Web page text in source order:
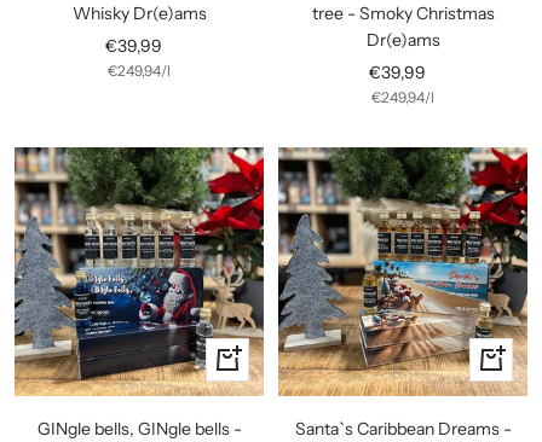
Whisky Dr(e)ams
Angebotspreis
€39,99
€249,94/l
tree - Smoky Christmas
Dr(e)ams
Angebotspreis
€39,99
€249,94/l
In
den
GINgle bells, GINgle bells -
In
den
Santa`s Caribbean Dreams -